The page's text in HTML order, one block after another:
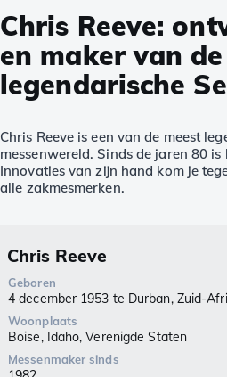
Chris Reeve:
en maker van de
legendarische
Chris Reeve is een van de meest
messenwereld. Sinds de jaren 80 is
Innovaties van zijn hand kom je
alle zakmesmerken.
Chris Reeve
Geboren
4 december 1953 te Durban, Zuid-
Woonplaats
Boise, Idaho, Verenigde Staten
Messenmaker sinds